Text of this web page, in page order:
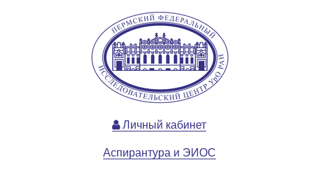
Личный кабинет
Аспирантура и ЭИОС